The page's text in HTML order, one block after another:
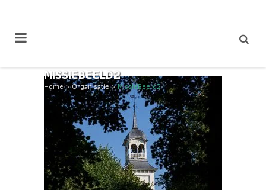
MISSIEBEELD2
Home>Organisatie>MissieBeeld2